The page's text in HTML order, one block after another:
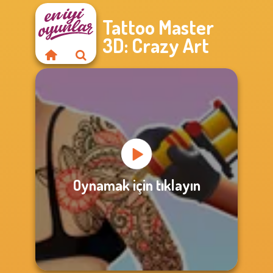
Tattoo Master
3D: Crazy Art
Oynamak için tıklayın